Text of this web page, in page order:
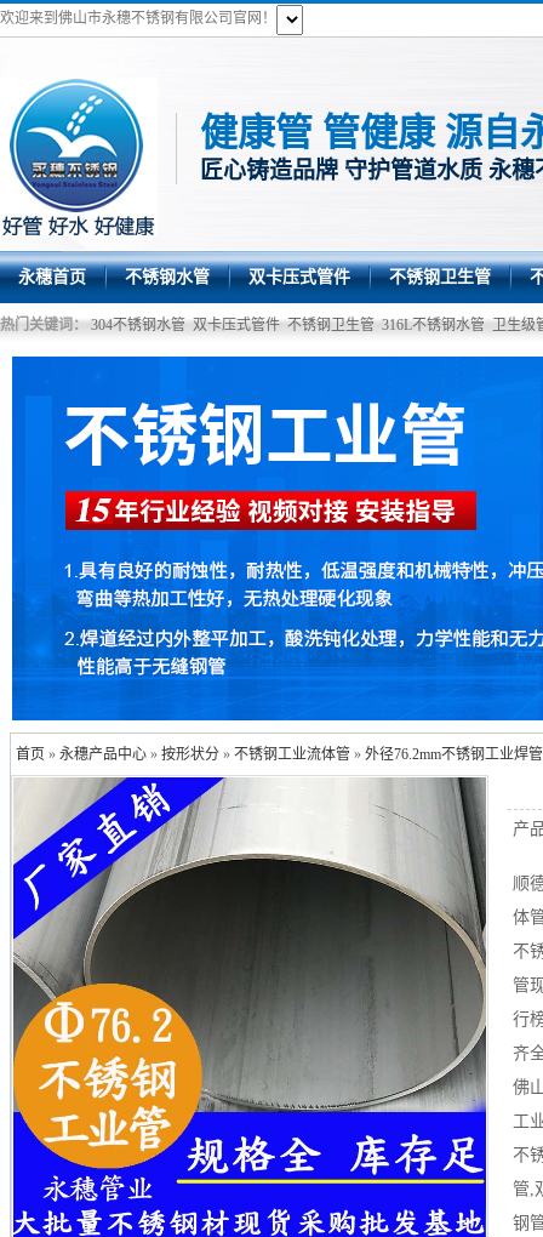
欢迎来到佛山市永穗不锈钢有限公司官网！
健康管 管健康 源自
匠心铸造品牌 守护管道水质 永穗
永穗首页 不锈钢水管 双卡压式管件 不锈钢卫生管
热门关键词： 304不锈钢水管 双卡压式管件 不锈钢卫生管 316L不锈钢水管 卫生级
首页 »永穗产品中心 »按形状分 »不锈钢工业流体管 »外径76.2mm不锈钢工业焊管
产
顺
体
不
管
行
齐
佛
工
不
管,
钢